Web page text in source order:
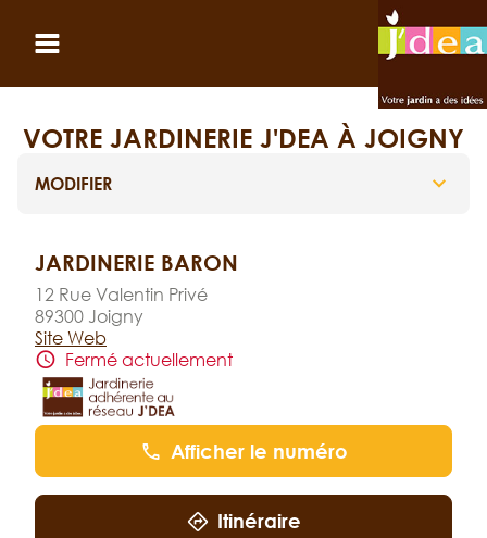
VOTRE JARDINERIE J'DEA À JOIGNY
MODIFIER
JARDINERIE BARON
12 Rue Valentin Privé
89300 Joigny
Site Web
Fermé actuellement
Afficher le numéro
Itinéraire